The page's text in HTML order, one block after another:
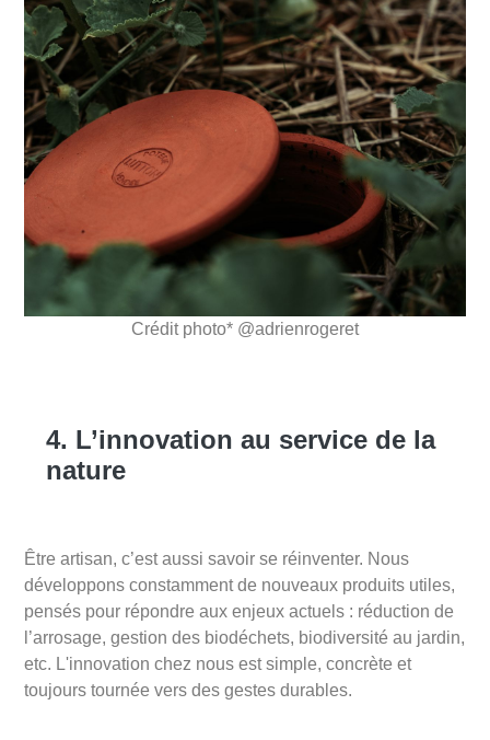
Crédit photo* @adrienrogeret
4. L’innovation au service de la
nature
Être artisan, c’est aussi savoir se réinventer. Nous
développons constamment de nouveaux produits utiles,
pensés pour répondre aux enjeux actuels : réduction de
l’arrosage, gestion des biodéchets, biodiversité au jardin,
etc. L'innovation chez nous est simple, concrète et
toujours tournée vers des gestes durables.